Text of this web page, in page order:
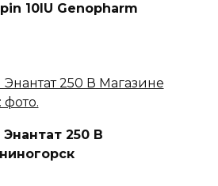
10IU Genopharm
250 В